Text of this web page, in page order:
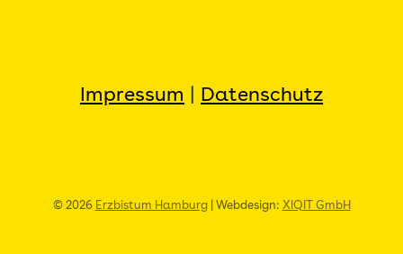
Impressum Datenschutz
© 2026 Erzbistum Hamburg| Webdesign: XIQIT GmbH